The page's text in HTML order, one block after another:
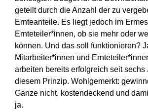
geteilt durch die Anzahl der zu
Ernteanteile. Es liegt jedoch im
Ernteteiler*innen, ob sie mehr oder
können. Und das soll funktionieren?
Mitarbeiter*innen und
arbeiten bereits erfolgreich seit sechs
diesem Prinzip. Wohlgemerkt:
Ganze nicht, kostendeckend und
ja.